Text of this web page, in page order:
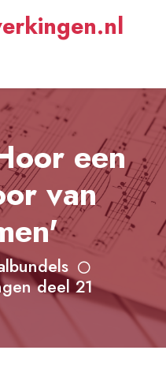
een
van
deel 21